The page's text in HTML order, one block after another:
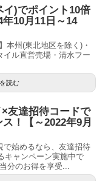
)でポイント10倍
10月11日～14
本州(東北地区を除く)・
イル直営売場・清水フー
読む
友達招待コードで
！【～2022年9月
で始めるなら、友達招待
キャンペーン実施中で
分のお得を享受...